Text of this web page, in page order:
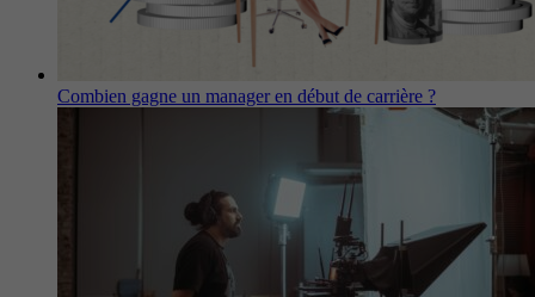
Combien gagne un manager en début de carrière ?